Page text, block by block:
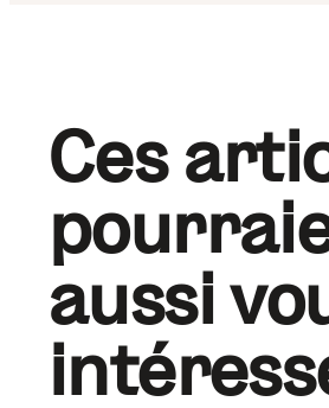
Ces
aussi